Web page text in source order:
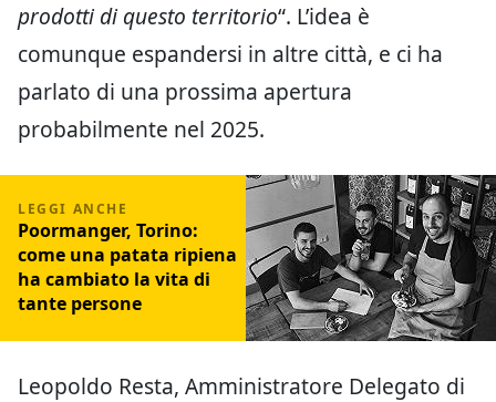
prodotti di questo territorio“. L’idea è
comunque espandersi in altre città, e ci ha
parlato di una prossima apertura
probabilmente nel 2025.
Poormanger, Torino:
come una patata ripiena
ha cambiato la vita di
tante persone
Leopoldo Resta, Amministratore Delegato di